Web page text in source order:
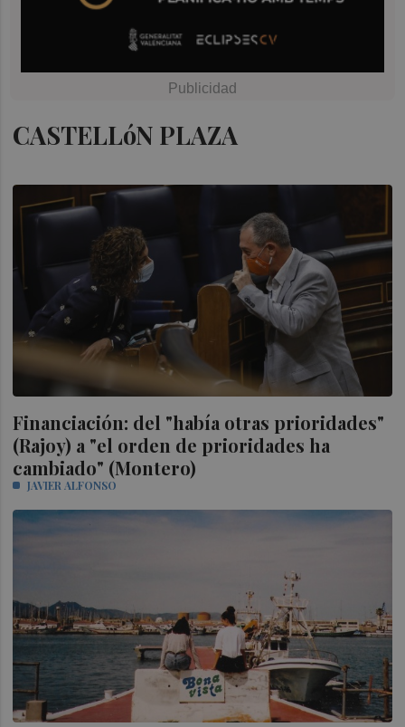
CASTELLóN PLAZA
Financiación: del "había otras prioridades"
(Rajoy) a "el orden de prioridades ha
cambiado" (Montero)
JAVIER ALFONSO